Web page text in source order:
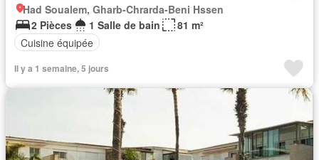
Had Soualem, Gharb-Chrarda-Beni Hssen
2 Pièces
1 Salle de bain
81 m²
Cuisine équipée
Il y a 1 semaine, 5 jours